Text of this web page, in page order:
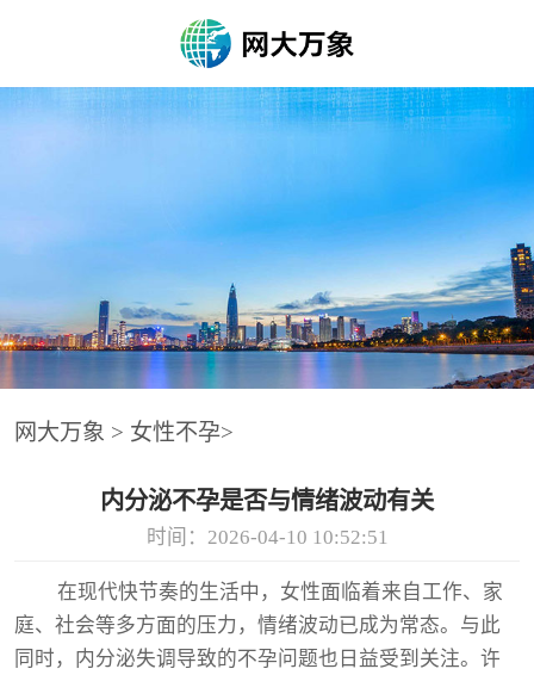
网大万象 > 女性不孕>
内分泌不孕是否与情绪波动有关
时间：2026-04-10 10:52:51
在现代快节奏的生活中，女性面临着来自工作、家
庭、社会等多方面的压力，情绪波动已成为常态。与此
同时，内分泌失调导致的不孕问题也日益受到关注。许